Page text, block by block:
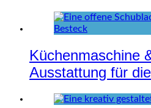
Küchenmaschine
Ausstattung für